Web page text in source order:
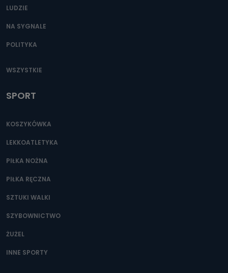
LUDZIE
NA SYGNALE
POLITYKA
WSZYSTKIE
SPORT
KOSZYKÓWKA
LEKKOATLETYKA
PIŁKA NOŻNA
PIŁKA RĘCZNA
SZTUKI WALKI
SZYBOWNICTWO
ŻUŻEL
INNE SPORTY